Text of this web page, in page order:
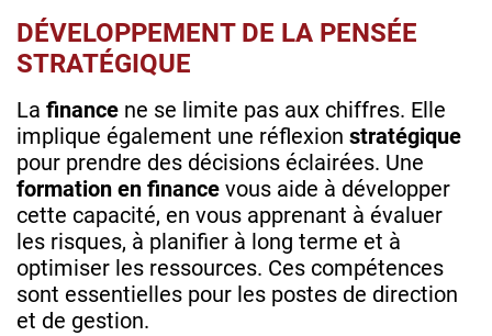
DÉVELOPPEMENT DE LA PENSÉE
STRATÉGIQUE
La finance ne se limite pas aux chiffres. Elle
implique également une réflexion stratégique
pour prendre des décisions éclairées. Une
formation en finance vous aide à développer
cette capacité, en vous apprenant à évaluer
les risques, à planifier à long terme et à
optimiser les ressources. Ces compétences
sont essentielles pour les postes de direction
et de gestion.